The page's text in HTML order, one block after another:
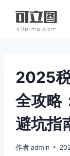
2025
全攻略
避坑指
作者admin